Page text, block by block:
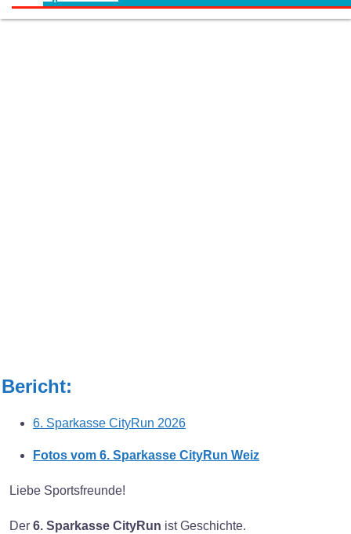
Bericht:
6. Sparkasse CityRun 2026
Fotos vom 6. Sparkasse CityRun Weiz
Liebe Sportsfreunde!
Der 6. Sparkasse CityRun ist Geschichte.